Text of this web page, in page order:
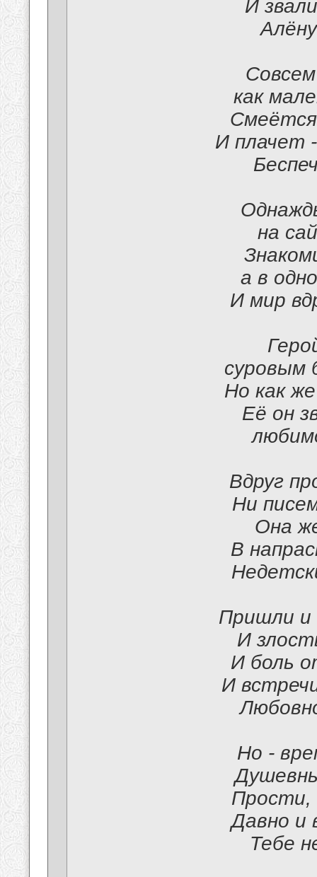
И
как
Смеётся
И плачет
на
а в
И мир
суровым
Но как
Её он
Вдруг
Ни
Она
В
Пришли и
И
И боль
И
Но -
Прости,
Давно и
Тебе